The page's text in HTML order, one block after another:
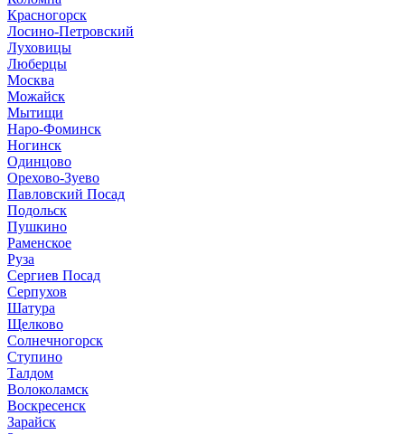
Красногорск
Лосино-Петровский
Луховицы
Люберцы
Москва
Можайск
Мытищи
Наро-Фоминск
Ногинск
Одинцово
Орехово-Зуево
Павловский Посад
Подольск
Пушкино
Раменское
Руза
Сергиев Посад
Серпухов
Шатура
Щелково
Солнечногорск
Ступино
Талдом
Волоколамск
Воскресенск
Зарайск